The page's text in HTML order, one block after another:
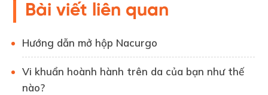
Bài viết liên quan
Hướng dẫn mở hộp Nacurgo
Vi khuẩn hoành hành trên da của bạn như thế
nào?